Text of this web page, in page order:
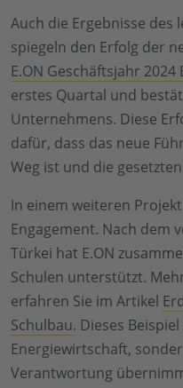
Auch die Ergebnisse des
spiegeln den Erfolg der
E.ON Geschäftsjahr 2024
erstes Quartal und
Unternehmens. Diese
dafür, dass das neue
Weg ist und die
In einem weiteren
Engagement. Nach dem
Türkei hat E.ON
Schulen unterstützt.
erfahren Sie im Artikel
Schulbau. Dieses
Energiewirtschaft,
Verantwortung